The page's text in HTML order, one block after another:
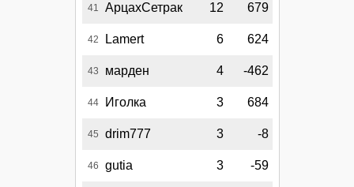
41 АрцахСетрак 12 679
42 Lamert 6 624
43 марден 4 -462
44 Иголка 3 684
45 drim777 3 -8
46 gutia 3 -59